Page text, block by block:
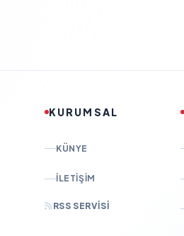
KURUMSAL
KÜNYE
İLETIŞIM
RSS SERVISI